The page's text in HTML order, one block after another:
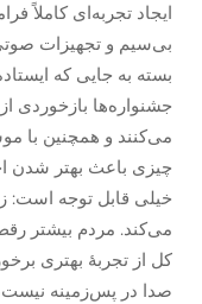
ایجاد تجربه‌ای کاملاً
بی‌سیم و تجهیزات
بسته به جایی که
جشنواره‌ها بازخوردی
می‌کنند و همچنین با
چیزی باعث بهتر شدن
خیلی قابل توجه است:
می‌کند. مردم بیشتر
کل از تجربهٔ بهتری
صدا در پس‌زمینه